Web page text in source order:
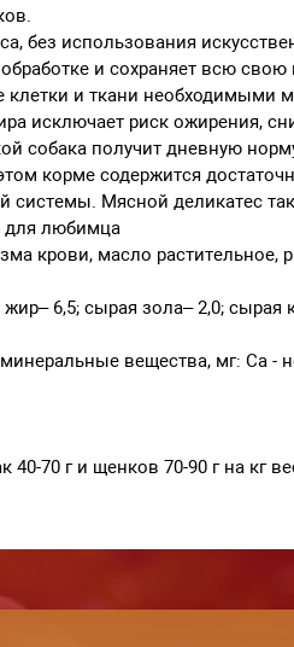
без использования
и сохраняет всю
клетки и ткани необходимыми
исключает риск ожирения,
собака получит дневную
корме содержится
системы. Мясной деликатес
для любимца
крови, масло растительное,
6,5; сырая зола– 2,0; сырая
вещества, мг: Са -
70 г и щенков 70-90 г на кг